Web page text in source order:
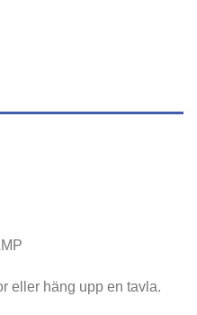
eller häng upp en tavla.